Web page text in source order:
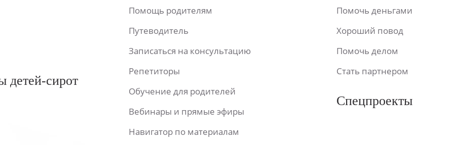
детей-сирот
Помощь родителям
Путеводитель
Записаться на консультацию
Репетиторы
Обучение для родителей
Вебинары и прямые эфиры
Навигатор по материалам
Помочь деньгами
Хороший повод
Помочь делом
Стать партнером
Спецпроекты